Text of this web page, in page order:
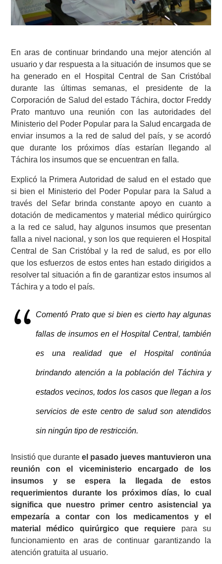
En aras de continuar brindando una mejor atención al
usuario y dar respuesta a la situación de insumos que se
ha generado en el Hospital Central de San Cristóbal
durante las últimas semanas, el presidente de la
Corporación de Salud del estado Táchira, doctor Freddy
Prato mantuvo una reunión con las autoridades del
Ministerio del Poder Popular para la Salud encargada de
enviar insumos a la red de salud del país, y se acordó
que durante los próximos días estarían llegando al
Táchira los insumos que se encuentran en falla.
Explicó la Primera Autoridad de salud en el estado que
si bien el Ministerio del Poder Popular para la Salud a
través del Sefar brinda constante apoyo en cuanto a
dotación de medicamentos y material médico quirúrgico
a la red ce salud, hay algunos insumos que presentan
falla a nivel nacional, y son los que requieren el Hospital
Central de San Cristóbal y la red de salud, es por ello
que los esfuerzos de estos entes han estado dirigidos a
resolver tal situación a fin de garantizar estos insumos al
Táchira y a todo el país.
Comentó Prato que si bien es cierto hay algunas
fallas de insumos en el Hospital Central, también
es una realidad que el Hospital continúa
brindando atención a la población del Táchira y
estados vecinos, todos los casos que llegan a los
servicios de este centro de salud son atendidos
sin ningún tipo de restricción.
Insistió que durante el pasado jueves mantuvieron una
reunión con el viceministerio encargado de los
insumos y se espera la llegada de estos
requerimientos durante los próximos días, lo cual
significa que nuestro primer centro asistencial ya
empezaría a contar con los medicamentos y el
material médico quirúrgico que requiere para su
funcionamiento en aras de continuar garantizando la
atención gratuita al usuario.